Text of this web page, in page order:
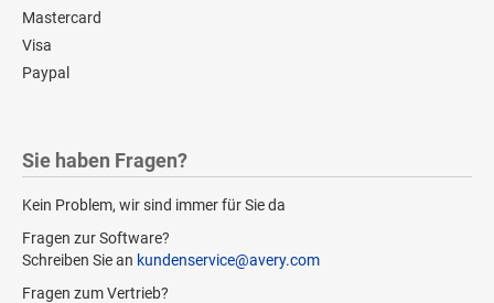
Mastercard
Visa
Paypal
Sie haben Fragen?
Kein Problem, wir sind immer für Sie da
Fragen zur Software?
Schreiben Sie an kundenservice@avery.com
Fragen zum Vertrieb?